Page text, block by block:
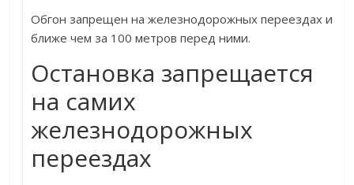
Обгон запрещен на железнодорожных переездах и
ближе чем за 100 метров перед ними.
Остановка запрещается
на самих
железнодорожных
переездах